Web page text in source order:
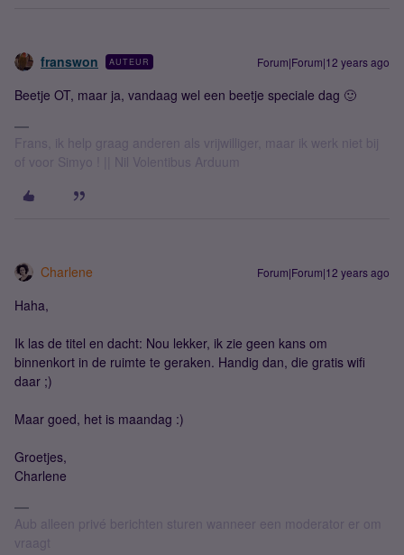
franswon AUTEUR Forum|Forum|12 years ago
Beetje OT, maar ja, vandaag wel een beetje speciale dag 🙂
Frans, ik help graag anderen als vrijwilliger, maar ik werk niet bij
of voor Simyo ! || Nil Volentibus Arduum
Charlene Forum|Forum|12 years ago
Haha,
Ik las de titel en dacht: Nou lekker, ik zie geen kans om
binnenkort in de ruimte te geraken. Handig dan, die gratis wifi
daar ;)
Maar goed, het is maandag :)
Groetjes,
Charlene
Aub alleen privé berichten sturen wanneer een moderator er om
vraagt